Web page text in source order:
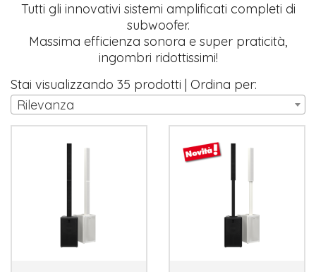
Tutti gli innovativi sistemi amplificati completi di
subwoofer.
Massima efficienza sonora e super praticità,
ingombri ridottissimi!
Stai visualizzando 35 prodotti | Ordina per:
Rilevanza